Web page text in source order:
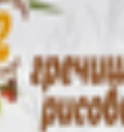
и прованские
травы» натуральный